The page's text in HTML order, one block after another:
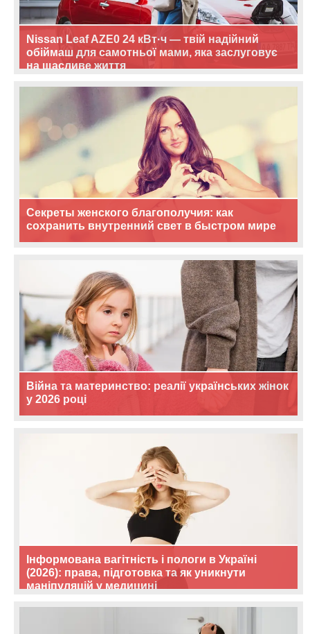
Nissan Leaf AZE0 24 кВт·ч — твій надійний
обіймаш для самотньої мами, яка заслуговує
на щасливе життя
Секреты женского благополучия: как
сохранить внутренний свет в быстром мире
Війна та материнство: реалії українських жінок
у 2026 році
Інформована вагітність і пологи в Україні
(2026): права, підготовка та як уникнути
маніпуляцій у медицині